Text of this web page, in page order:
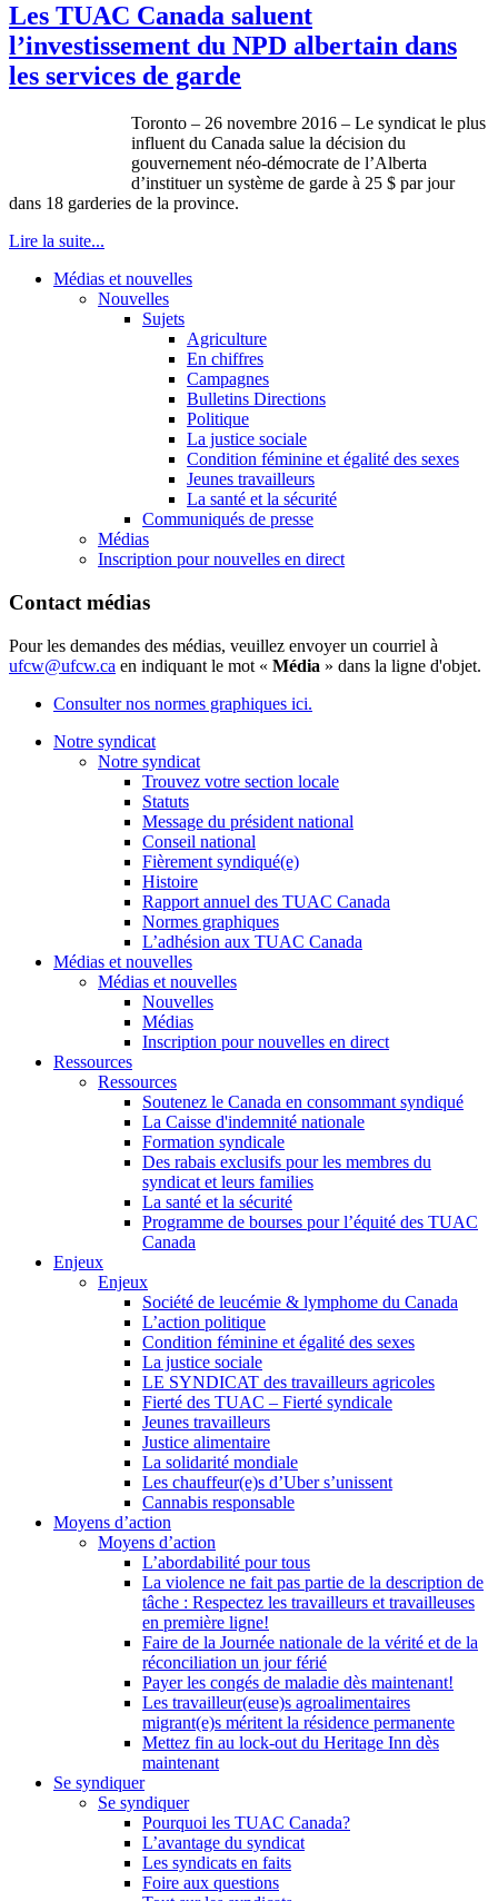
Les TUAC Canada saluent
l’investissement du NPD albertain dans
les services de garde
Toronto – 26 novembre 2016 – Le syndicat le plus
influent du Canada salue la décision du
gouvernement néo-démocrate de l’Alberta
d’instituer un système de garde à 25 $ par jour
dans 18 garderies de la province.
Lire la suite...
Médias et nouvelles
Nouvelles
Sujets
Agriculture
En chiffres
Campagnes
Bulletins Directions
Politique
La justice sociale
Condition féminine et égalité des sexes
Jeunes travailleurs
La santé et la sécurité
Communiqués de presse
Médias
Inscription pour nouvelles en direct
Contact médias
Pour les demandes des médias, veuillez envoyer un courriel à
ufcw@ufcw.ca en indiquant le mot « Média » dans la ligne d'objet.
Consulter nos normes graphiques ici.
Notre syndicat
Notre syndicat
Trouvez votre section locale
Statuts
Message du président national
Conseil national
Fièrement syndiqué(e)
Histoire
Rapport annuel des TUAC Canada
Normes graphiques
L’adhésion aux TUAC Canada
Médias et nouvelles
Médias et nouvelles
Nouvelles
Médias
Inscription pour nouvelles en direct
Ressources
Ressources
Soutenez le Canada en consommant syndiqué
La Caisse d'indemnité nationale
Formation syndicale
Des rabais exclusifs pour les membres du
syndicat et leurs families
La santé et la sécurité
Programme de bourses pour l’équité des TUAC
Canada
Enjeux
Enjeux
Société de leucémie & lymphome du Canada
L’action politique
Condition féminine et égalité des sexes
La justice sociale
LE SYNDICAT des travailleurs agricoles
Fierté des TUAC – Fierté syndicale
Jeunes travailleurs
Justice alimentaire
La solidarité mondiale
Les chauffeur(e)s d’Uber s’unissent
Cannabis responsable
Moyens d’action
Moyens d’action
L’abordabilité pour tous
La violence ne fait pas partie de la description de
tâche : Respectez les travailleurs et travailleuses
en première ligne!
Faire de la Journée nationale de la vérité et de la
réconciliation un jour férié
Payer les congés de maladie dès maintenant!
Les travailleur(euse)s agroalimentaires
migrant(e)s méritent la résidence permanente
Mettez fin au lock-out du Heritage Inn dès
maintenant
Se syndiquer
Se syndiquer
Pourquoi les TUAC Canada?
L’avantage du syndicat
Les syndicats en faits
Foire aux questions